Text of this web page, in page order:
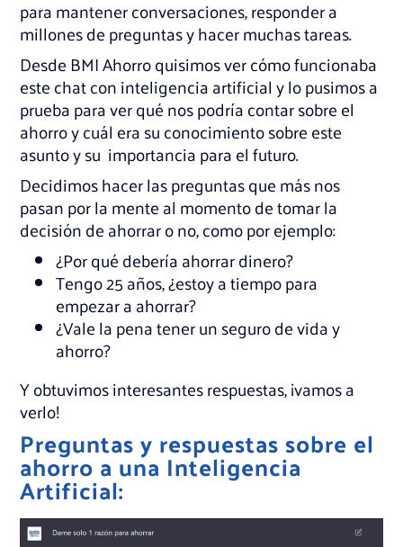
para mantener conversaciones, responder a
millones de preguntas y hacer muchas tareas.
Desde BMI Ahorro quisimos ver cómo funcionaba
este chat con inteligencia artificial y lo pusimos a
prueba para ver qué nos podría contar sobre el
ahorro y cuál era su conocimiento sobre este
asunto y su importancia para el futuro.
Decidimos hacer las preguntas que más nos
pasan por la mente al momento de tomar la
decisión de ahorrar o no, como por ejemplo:
¿Por qué debería ahorrar dinero?
Tengo 25 años, ¿estoy a tiempo para
empezar a ahorrar?
¿Vale la pena tener un seguro de vida y
ahorro?
Y obtuvimos interesantes respuestas, ¡vamos a
verlo!
Preguntas y respuestas sobre el
ahorro a una Inteligencia
Artificial: